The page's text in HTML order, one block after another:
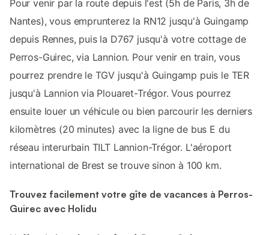
Pour venir par la route depuis l'est (5h de Paris, 3h de
Nantes), vous emprunterez la RN12 jusqu'à Guingamp
depuis Rennes, puis la D767 jusqu'à votre cottage de
Perros-Guirec, via Lannion. Pour venir en train, vous
pourrez prendre le TGV jusqu'à Guingamp puis le TER
jusqu'à Lannion via Plouaret-Trégor. Vous pourrez
ensuite louer un véhicule ou bien parcourir les derniers
kilomètres (20 minutes) avec la ligne de bus E du
réseau interurbain TILT Lannion-Trégor. L'aéroport
international de Brest se trouve sinon à 100 km.
Trouvez facilement votre gîte de vacances à Perros-
Guirec avec Holidu